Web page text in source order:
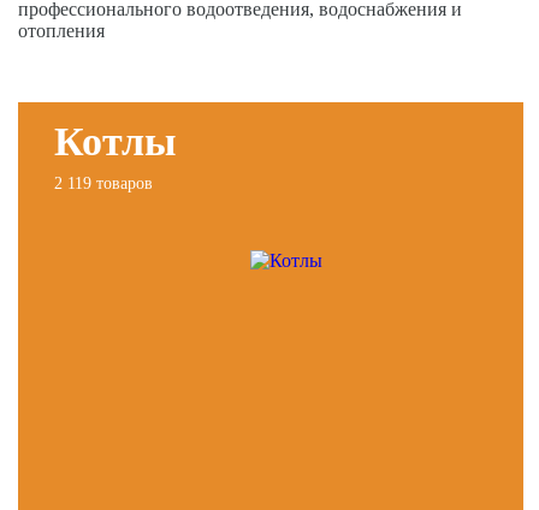
профессионального водоотведения, водоснабжения и
отопления
Котлы
2 119 товаров